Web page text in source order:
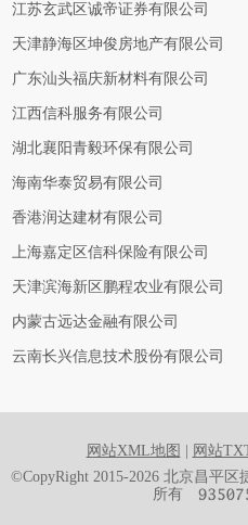
江苏玄武区诚帝证券有限公司
天津静海区坤俊房地产有限公司
广东汕头福庆新材料有限公司
江西信科服务有限公司
湖北襄阳青毅环保有限公司
海南华泰贸易有限公司
香港润达建材有限公司
上海嘉定区信科保险有限公司
天津滨海新区鹏程农业有限公司
内蒙古远达金融有限公司
云南长兴信息技术股份有限公司
网站XML地图 网站
©CopyRight 2015-2026 北京昌平
所有